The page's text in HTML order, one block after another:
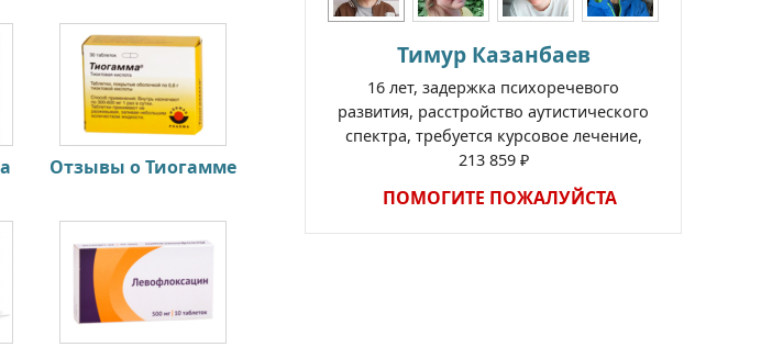
Отзывы о Тиогамме
Тимур Казанбаев
16 лет, задержка психоречевого
развития, расстройство аутистического
спектра, требуется курсовое лечение,
213 859 ₽
ПОМОГИТЕ ПОЖАЛУЙСТА